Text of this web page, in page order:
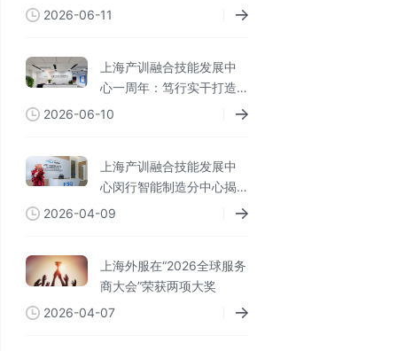
探人机协同未来新范式
2026-06-11
上海产训融合技能发展中
心一周年：笃行实干打造
全链条闭环 专业实践赋能
2026-06-10
上海产训融合技能发展中
心闵行智能制造分中心揭
牌成立
2026-04-09
上海外服在“2026全球服务
商大会”荣获两项大奖
2026-04-07